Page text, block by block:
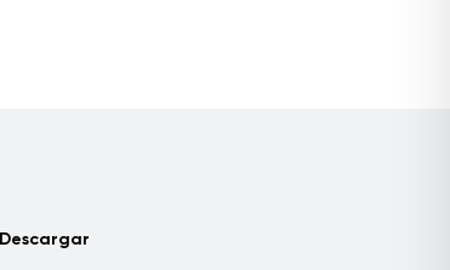
Descargar